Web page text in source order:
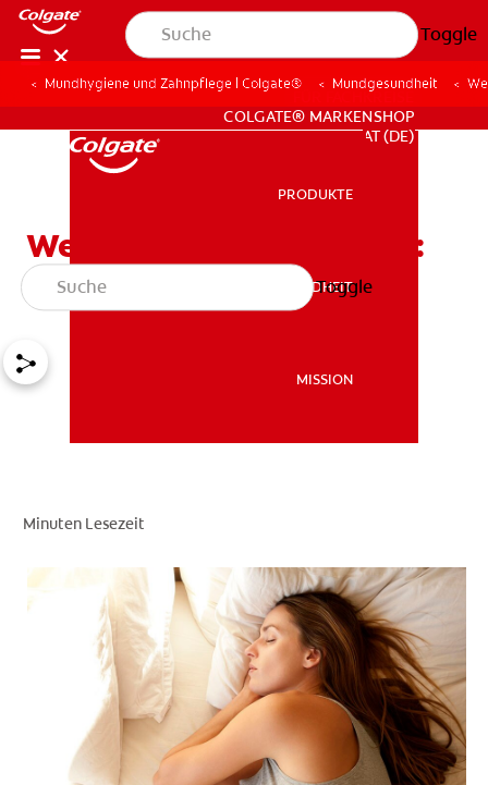
Toggle
MISSION
FÜR FACHKREISE
COLGATE® MARKENSHOP
AT (DE)
FÜR FACHKREISE
COLGATE® MARKENSHOP
AT (DE)
PRODUKTE
MUNDGESUNDHEIT
MISSION
Toggle
Mundhygiene und Zahnpflege | Colgate® Mundgesundheit
Weisheitszahnextraktion:
Was Sie erwartet
Minuten Lesezeit